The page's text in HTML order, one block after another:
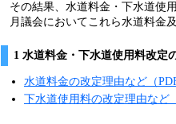
その結果、水道料金・下水道使
月議会においてこれら水道料金
1 水道料金・下水道使用料改定
水道料金の改定理由など（
下水道使用料の改定理由など